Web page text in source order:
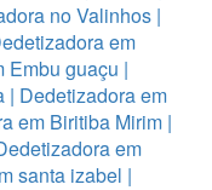
no Valinhos |
em
Embu guaçu |
| Dedetizadora em
em Biritiba Mirim |
em
santa izabel |